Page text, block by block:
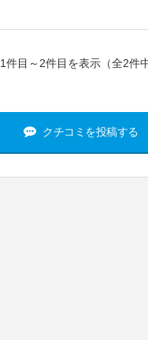
1件目～2件目を表示（全2件中
クチコミを投稿する